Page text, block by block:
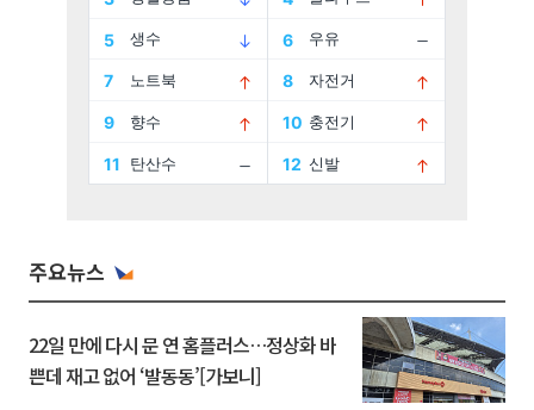
주요뉴스
22일 만에 다시 문 연 홈플러스…정상화 바
쁜데 재고 없어 ‘발동동’[가보니]